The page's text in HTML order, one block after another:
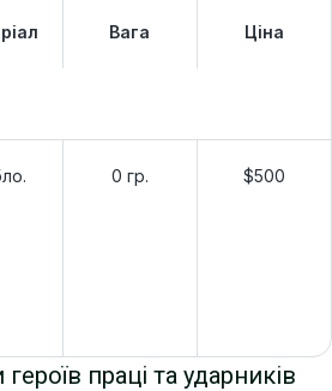
Вага Ціна
0 гр. $500
праці та ударників